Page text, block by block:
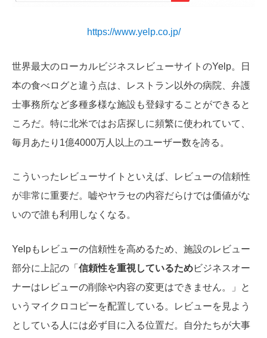
https://www.yelp.co.jp/
世界最大のローカルビジネスレビューサイトのYelp。日
本の食べログと違う点は、レストラン以外の病院、弁護
士事務所など多種多様な施設も登録することができると
ころだ。特に北米ではお店探しに頻繁に使われていて、
毎月あたり1億4000万人以上のユーザー数を誇る。
こういったレビューサイトといえば、レビューの信頼性
が非常に重要だ。嘘やヤラセの内容だらけでは価値がな
いので誰も利用しなくなる。
Yelpもレビューの信頼性を高めるため、施設のレビュー
部分に上記の「 信頼性を重視しているためビジネスオー
ナーはレビューの削除や内容の変更はできません。」と
いうマイクロコピーを配置している。レビューを見よう
としている人には必ず目に入る位置だ。自分たちが大事